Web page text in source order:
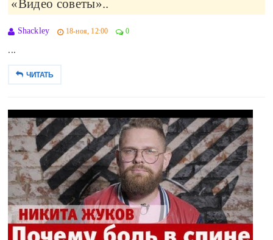
«Видео советы»..
Shackley 18-ноя, 12:00 0
...
ЧИТАТЬ